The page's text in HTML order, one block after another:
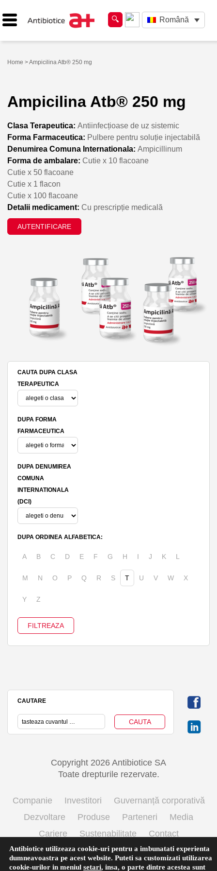
Română
Home > Ampicilina Atb® 250 mg
Ampicilina Atb® 250 mg
Clasa Terapeutica: Antiinfecțioase de uz sistemic
Forma Farmaceutica: Pulbere pentru soluție injectabilă
Denumirea Comuna Internationala: Ampicillinum
Forma de ambalare: Cutie x 10 flacoane
Cutie x 50 flacoane
Cutie x 1 flacon
Cutie x 100 flacoane
Detalii medicament: Cu prescripție medicală
AUTENTIFICARE
CAUTA DUPA CLASA
TERAPEUTICA
DUPA FORMA
FARMACEUTICA
DUPA DENUMIREA
COMUNA
INTERNATIONALA
(DCI)
DUPA ORDINEA ALFABETICA:
A B C D E F G H I J K L
M N O P Q R S T U V W X
Y Z
CAUTARE
Copyright 2026 Antibiotice SA
Toate drepturile rezervate.
Companie Investitori
Guvernanță corporativă
Dezvoltare
Produse Parteneri
Media
Cariere
Sustenabilitate
Contact
Termeni si conditii de utilizare
Politica cookie
Prelucrarea datelor cu caracter personal
Antibiotice utilizeaza cookie-uri pentru a imbunatati experienta
dumneavoastra pe acest website. Puteti sa customizati utilizarea
cookie-urilor in meniul setari, insa, o parte dintre acestea sunt